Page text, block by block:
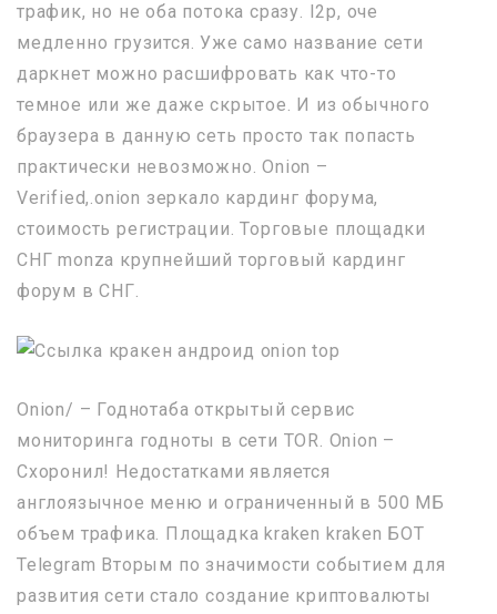
трафик, но не оба потока сразу. I2p, оче
медленно грузится. Уже само название сети
даркнет можно расшифровать как что-то
темное или же даже скрытое. И из обычного
браузера в данную сеть просто так попасть
практически невозможно. Onion –
Verified,.onion зеркало кардинг форума,
стоимость регистрации. Торговые площадки
СНГ monza крупнейший торговый кардинг
форум в СНГ.
Onion/ – Годнотаба открытый сервис
мониторинга годноты в сети TOR. Onion –
Схоронил! Недостатками является
англоязычное меню и ограниченный в 500 МБ
объем трафика. Площадка kraken kraken БОТ
Telegram Вторым по значимости событием для
развития сети стало создание криптовалюты